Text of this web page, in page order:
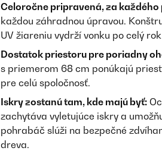
Celoročne pripravená, za každého
každou záhradnou úpravou.
UV žiareniu vydrží vonku po celý
Dostatok priestoru pre poriadny
s priemerom 68 cm ponúkajú
pre celú spoločnosť.
Iskry zostanú tam, kde majú byť:
zachytáva vyletujúce iskry a
pohrabáč slúži na bezpečné
dreva.